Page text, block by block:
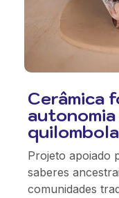
Cerâmica
Projeto apoiado
saberes
comunidades